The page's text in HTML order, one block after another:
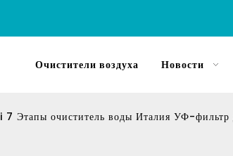
Очистители воздуха Новости
Этапы очиститель воды Италия УФ-фильтр